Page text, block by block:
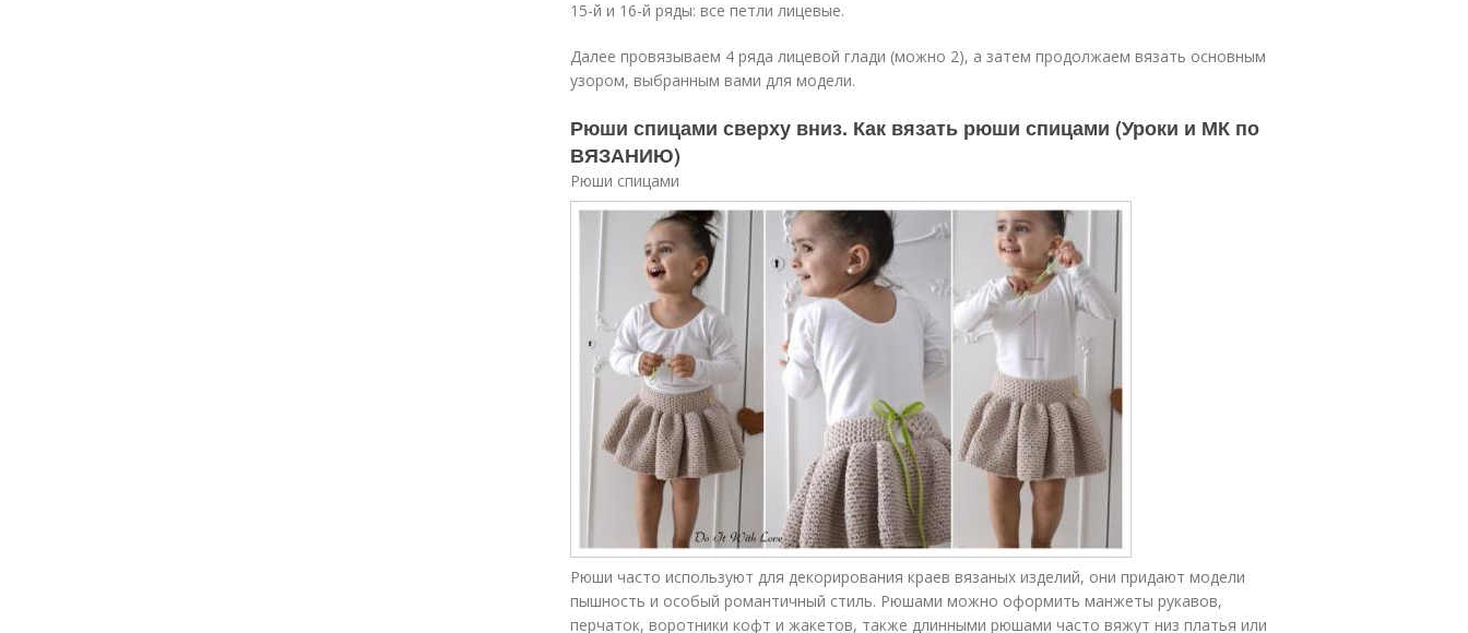
15-й и 16-й ряды: все петли лицевые.
Далее провязываем 4 ряда лицевой глади (можно 2), а затем продолжаем вязать основным
узором, выбранным вами для модели.
Рюши спицами сверху вниз. Как вязать рюши спицами (Уроки и МК по
ВЯЗАНИЮ)
Рюши спицами
Рюши часто используют для декорирования краев вязаных изделий, они придают модели
пышность и особый романтичный стиль. Рюшами можно оформить манжеты рукавов,
перчаток, воротники кофт и жакетов, также длинными рюшами часто вяжут низ платья или